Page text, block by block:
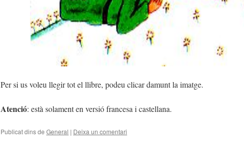
Per si us voleu llegir tot el llibre, podeu clicar damunt la imatge.
Atenció: està solament en versió francesa i castellana.
Publicat dins de General | Deixa un comentari